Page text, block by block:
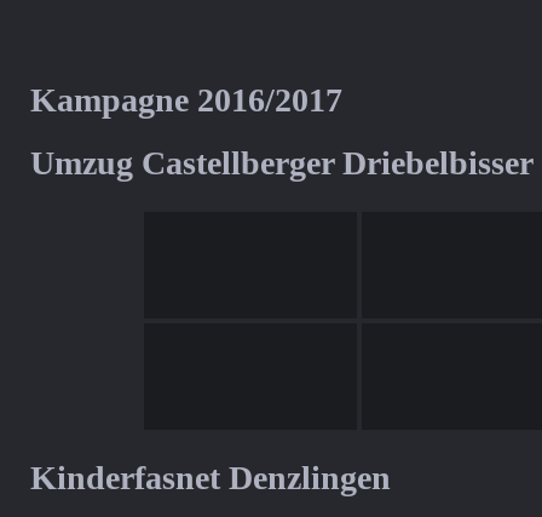
Kampagne 2016/2017
Umzug Castellberger
Kinderfasnet Denzlingen